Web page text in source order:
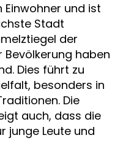
Einwohner und ist
Stadt
der
Bevölkerung haben
Dies führt zu
besonders in
Die
auch, dass die
junge Leute und